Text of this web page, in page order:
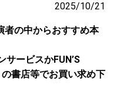
2025/10/21
者の中からおすすめ本
サービスかFUN’S
書店等でお買い求め下